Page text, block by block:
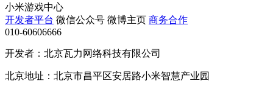
小米游戏中心
开发者平台 微信公众号 微博主页 商务合作
010-60606666
开发者：北京瓦力网络科技有限公司
北京地址：北京市昌平区安居路小米智慧产业园